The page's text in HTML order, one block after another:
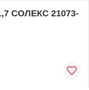
СОЛЕКС 21073-